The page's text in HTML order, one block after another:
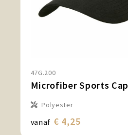
47G.200
Microfiber Sports Cap
Polyester
vanaf € 4,25